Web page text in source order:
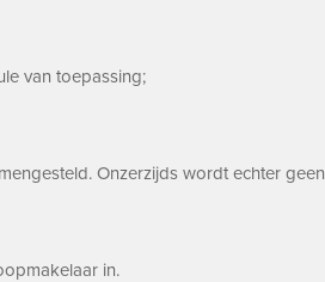
van toepassing;
Onzerzijds wordt echter
in.